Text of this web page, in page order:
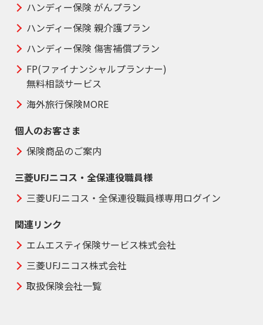
ハンディー保険 がんプラン
ハンディー保険 親介護プラン
ハンディー保険 傷害補償プラン
FP(ファイナンシャルプランナー)
無料相談サービス
海外旅行保険MORE
個人のお客さま
保険商品のご案内
三菱UFJニコス・全保連役職員様
三菱UFJニコス・全保連役職員様専用ログイン
関連リンク
エムエスティ保険サービス株式会社
三菱UFJニコス株式会社
取扱保険会社一覧